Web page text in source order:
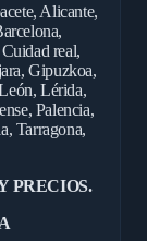
Alicante,
real,
Gipuzkoa,
Lérida,
Palencia,
Tarragona,
PRECIOS.